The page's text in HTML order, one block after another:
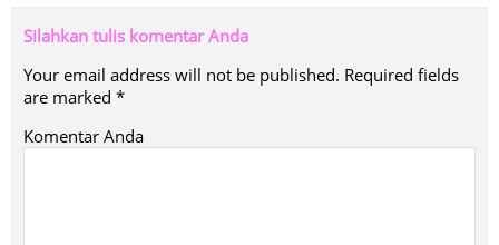
Silahkan tulis komentar Anda
Your email address will not be published. Required fields
are marked *
Komentar Anda